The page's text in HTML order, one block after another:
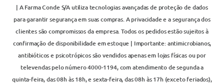
| A Farma Conde S/A utiliza tecnologias avançadas de proteção de dados
para garantir segurança em suas compras. A privacidade e a segurança dos
clientes são compromissos da empresa. Todos os pedidos estão sujeitos à
confirmação de disponibilidade em estoque | Importante: antimicrobianos,
antibióticos e psicotrópicos são vendidos apenas em lojas físicas ou por
televendas pelo número 4000-1194, com atendimento de segunda a
quinta-feira, das 08h às 18h, e sexta-feira, das 08h às 17h (exceto feriados),